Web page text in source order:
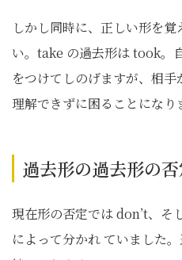
しかし同時に、正しい形を
い。take の過去形は took。
をつけてしのげますが、相手
理解できずに困ることになり
過去形の過去形の
現在形の否定では don’t、そ
によって分かれ ていました